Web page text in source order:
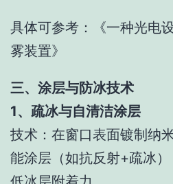
具体可参考：《一种光电
雾装置》
三、涂层与防冰技术
1、疏冰与自清洁涂层
技术：在窗口表面镀制纳
能涂层（如抗反射+疏冰